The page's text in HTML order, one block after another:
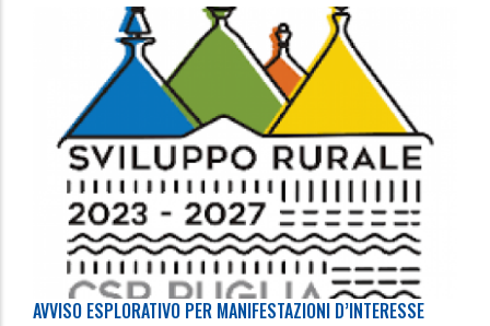
AVVISO ESPLORATIVO PER MANIFESTAZIONI D’INTERESSE